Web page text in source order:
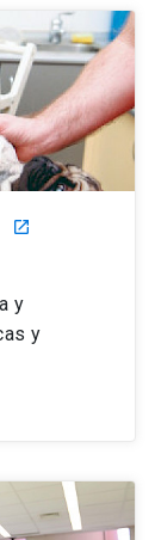
launch
y
y